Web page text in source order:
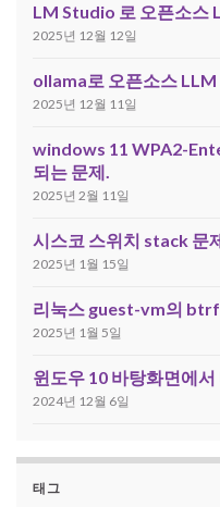
LM Studio 로 오픈소스
2025년 12월 12일
ollama로 오픈소스 LLM
2025년 12월 11일
windows 11 WPA2-
되는 문제.
2025년 2월 11일
시스코 스위치 stack 문
2025년 1월 15일
리눅스 guest-vm의
2025년 1월 5일
윈도우 10 바탕화면에
2024년 12월 6일
태그